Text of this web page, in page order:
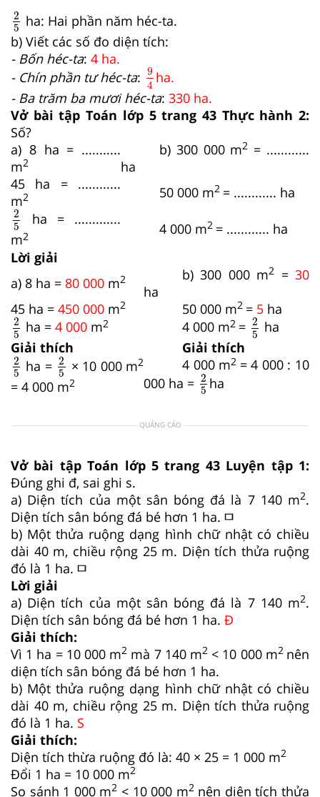
2
5
2 5ha: Hai phần năm héc-ta.
b) Viết các số đo diện tích:
- Bốn héc-ta: 4 ha.
- Chín phần tư héc-ta: 9
4
9 4ha.
- Ba trăm ba mươi héc-ta: 330 ha.
Vở bài tập Toán lớp 5 trang 43 Thực hành 2:
Số?
a) 8 ha = ...........
m2
b) 300 000 m2 = ............
ha
45 ha = ............
m2 50 000 m2 = ............ ha
2
5
25 ha = .............
m2 4 000 m2 = ............ ha
Lời giải
a) 8 ha = 80 000 m2 b) 300 000 m2 =30
ha
45 ha = 450 000 m2 50 000 m2 = 5 ha
2
5
25ha = 4 000 m2
Giải thích
2
5
25ha = 2
5
25× 10 000 m2
= 4 000 m2
4 000 m2 = 2
5
25ha
Giải thích
4 000 m2 = 4 000 : 10
000 ha = 2
5
25ha
QUẢNG CÁO
Vở bài tập Toán lớp 5 trang 43 Luyện tập 1:
Đúng ghi đ, sai ghi s.
a) Diện tích của một sân bóng đá là 7 140 m2.
Diện tích sân bóng đá bé hơn 1 ha.
b) Một thửa ruộng dạng hình chữ nhật có chiều
dài 40 m, chiều rộng 25 m. Diện tích thửa ruộng
đó là 1 ha.
Lời giải
a) Diện tích của một sân bóng đá là 7 140 m2.
Diện tích sân bóng đá bé hơn 1 ha. Đ
Giải thích:
Vì 1 ha = 10 000 m2 mà 7 140 m2 < 10 000 m2 nên
diện tích sân bóng đá bé hơn 1 ha.
b) Một thửa ruộng dạng hình chữ nhật có chiều
dài 40 m, chiều rộng 25 m. Diện tích thửa ruộng
đó là 1 ha. S
Giải thích:
Diện tích thừa ruộng đó là: 40 × 25 = 1 000 m2
Đổi 1 ha = 10 000 m2
So sánh 1 000 m2 < 10 000 m2nên diện tích thửa